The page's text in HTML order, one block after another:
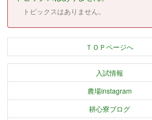
トピックスはありません。
ＴＯＰページへ
入試情報
農場instagram
耕心寮ブログ